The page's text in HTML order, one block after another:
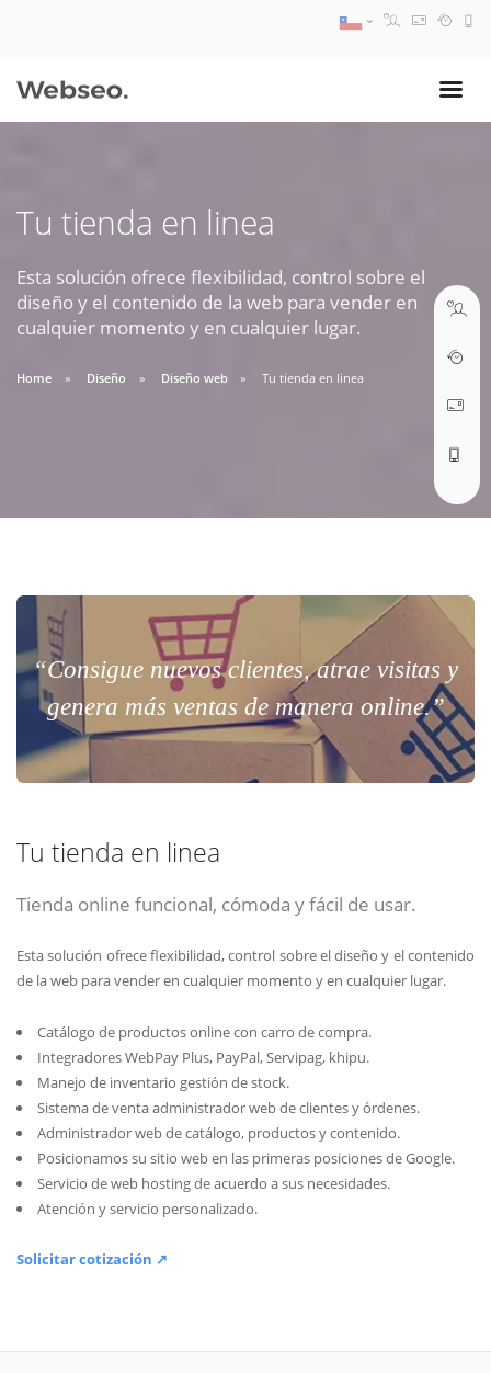
Tu tienda en linea
Esta solución ofrece flexibilidad, control sobre el
diseño y el contenido de la web para vender en
cualquier momento y en cualquier lugar.
Home Diseño Diseño web Tu tienda en linea
“Consigue nuevos clientes, atrae visitas y
genera más ventas de manera online.”
Tu tienda en linea
Tienda online funcional, cómoda y fácil de usar.
Esta solución ofrece flexibilidad, control sobre el diseño y el contenido
de la web para vender en cualquier momento y en cualquier lugar.
Catálogo de productos online con carro de compra.
Integradores WebPay Plus, PayPal, Servipag, khipu.
Manejo de inventario gestión de stock.
Sistema de venta administrador web de clientes y órdenes.
Administrador web de catálogo, productos y contenido.
Posicionamos su sitio web en las primeras posiciones de Google.
Servicio de web hosting de acuerdo a sus necesidades.
Atención y servicio personalizado.
Solicitar cotización ↗
09:30 AM A 18:30 PM
soporte@webseo.cl
ABRIR TICKET